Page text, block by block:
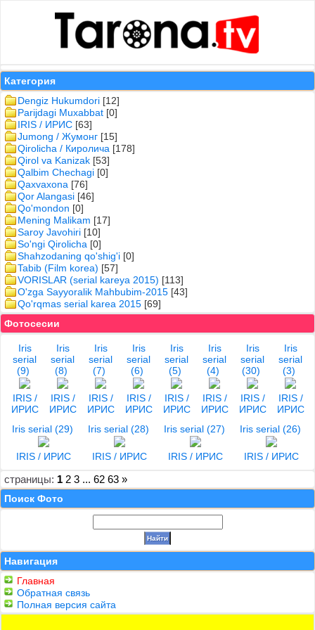
Категория
Dengiz Hukumdori [12]
Parijdagi Muxabbat [0]
IRIS / ИРИС [63]
Jumong / Жумонг [15]
Qirolicha / Киролича [178]
Qirol va Kanizak [53]
Qalbim Chechagi [0]
Qaxvaxona [76]
Qor Alangasi [46]
Qo'mondon [0]
Mening Malikam [17]
Saroy Javohiri [10]
So'ngi Qirolicha [0]
Shahzodaning qo'shig'i [0]
Tabib (Film korea) [57]
VORISLAR (serial kareya 2015) [113]
O'zga Sayyoralik Mahbubim-2015 [43]
Qo'rqmas serial karea 2015 [69]
Фотосесии
Iris
serial
(9)
IRIS /
ИРИС
Iris
serial
(8)
IRIS /
ИРИС
Iris
serial
(7)
IRIS /
ИРИС
Iris
serial
(6)
IRIS /
ИРИС
Iris
serial
(5)
IRIS /
ИРИС
Iris
serial
(4)
IRIS /
ИРИС
Iris
serial
(30)
IRIS /
ИРИС
Iris
serial
(3)
IRIS /
ИРИС
Iris serial (29)
IRIS / ИРИС
Iris serial (28)
IRIS / ИРИС
Iris serial (27)
IRIS / ИРИС
Iris serial (26)
IRIS / ИРИС
страницы: 1 2 3 ... 62 63 »
Поиск Фото
Навигация
Главная
Обратная связь
Полная версия сайта